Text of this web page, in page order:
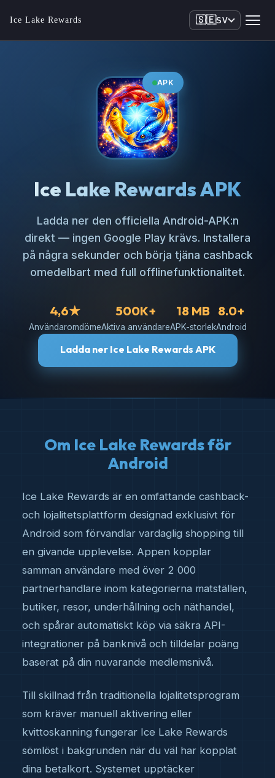
Ice Lake Rewards 🇸🇪SV
APK
Ice Lake Rewards APK
Ladda ner den officiella Android-APK:n
direkt — ingen Google Play krävs. Installera
på några sekunder och börja tjäna cashback
omedelbart med full offlinefunktionalitet.
4,6★
Användaromdöme
500K+
Aktiva användare
18 MB
APK-storlek
8.0+
Android
Ladda ner Ice Lake Rewards APK
Om Ice Lake Rewards för
Android
Ice Lake Rewards är en omfattande cashback-
och lojalitetsplattform designad exklusivt för
Android som förvandlar vardaglig shopping till
en givande upplevelse. Appen kopplar
samman användare med över 2 000
partnerhandlare inom kategorierna matställen,
butiker, resor, underhållning och näthandel,
och spårar automatiskt köp via säkra API-
integrationer på banknivå och tilldelar poäng
baserat på din nuvarande medlemsnivå.
Till skillnad från traditionella lojalitetsprogram
som kräver manuell aktivering eller
kvittoskanning fungerar Ice Lake Rewards
sömlöst i bakgrunden när du väl har kopplat
dina betalkort. Systemet upptäcker